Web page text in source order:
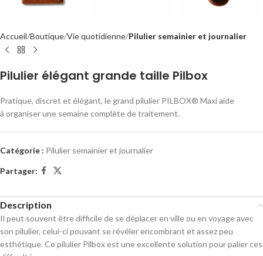
Accueil Boutique Vie quotidienne Pilulier semainier et journalier
Pilulier élégant grande taille Pilbox
Pratique, discret et élégant, le grand pilulier PILBOX® Maxi aide
à organiser une semaine complète de traitement.
Catégorie : Pilulier semainier et journalier
Partager:
Description
Il peut souvent être difficile de se déplacer en ville ou en voyage avec
son pilulier, celui-ci pouvant se révéler encombrant et assez peu
esthétique. Ce pilulier Pilbox est une excellente solution pour palier ces